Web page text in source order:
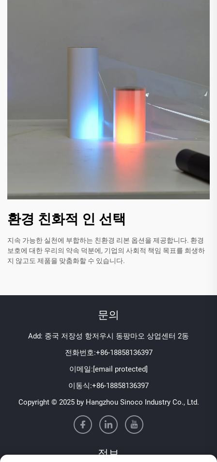
환경 친화적 인 선택
지속 가능한 실천에 부합하는 친환경 리본 옵션을 제공합니다. 환경
보호에 대한 우리의 약속 덕분에, 기업의 사회적 책임 목표를 희생하
지 않고도 제품을 맞춤화할 수 있습니다.
문의
Add: 중국 저장성 항저우시 동팡마오 상업센터 2동
전화번호:+86-18858136397
이메일:[email protected]
이동식:+86-18858136397
Copyright © 2025 by Hangzhou Sinoco Industry Co., Ltd.
정보